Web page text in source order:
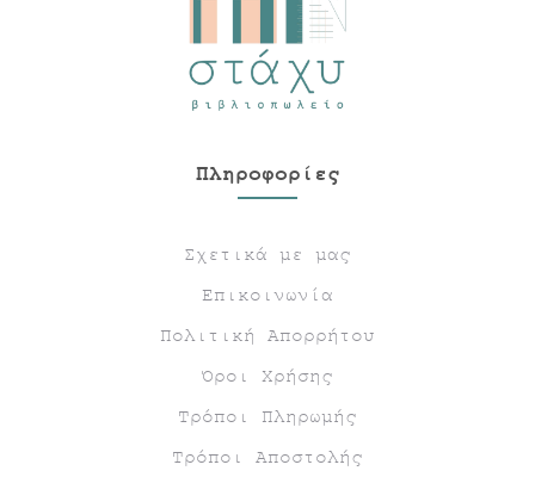
Πληροφορίες
Σχετικά με μας
Επικοινωνία
Πολιτική Απορρήτου
Όροι Χρήσης
Τρόποι Πληρωμής
Τρόποι Αποστολής